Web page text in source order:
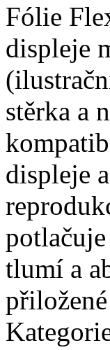
Fólie
displeje
stěrka a
displeje
tlumí a